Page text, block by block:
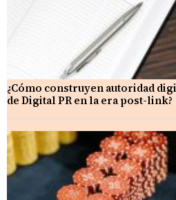
¿Cómo construyen autoridad
de Digital PR en la era post-link?